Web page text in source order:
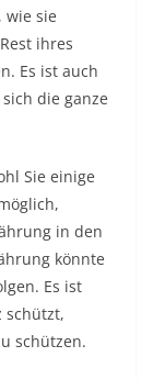
wie sie
ihres
Es ist auch
die ganze
Sie einige
in den
könnte
Es ist
schützt,
schützen.